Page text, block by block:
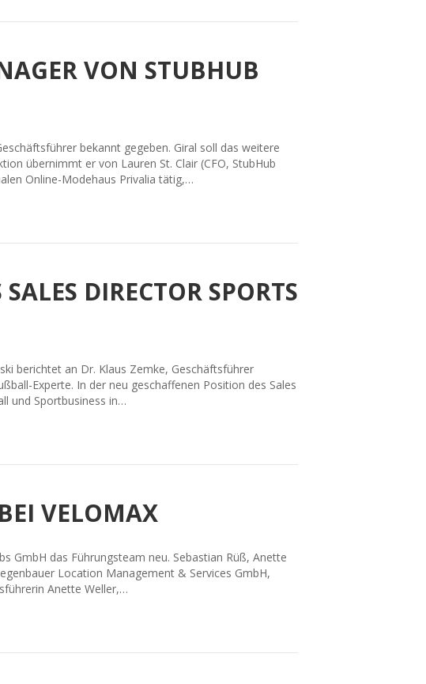
VON STUBHUB
bekannt gegeben. Giral soll das weitere
übernimmt er von Lauren St. Clair (CFO, StubHub
Online-Modehaus Privalia tätig,…
DIRECTOR SPORTS
berichtet an Dr. Klaus Zemke, Geschäftsführer
Experte. In der neu geschaffenen Position des Sales
und Sportbusiness in…
VELOMAX
GmbH das Führungsteam neu. Sebastian Rüß, Anette
Location Management & Services GmbH,
Anette Weller,…